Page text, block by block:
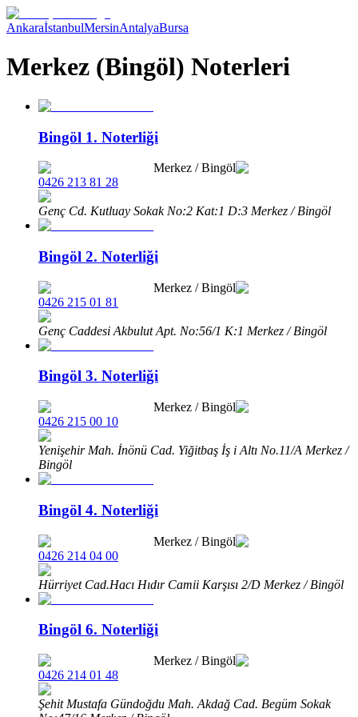
AnkaraİstanbulMersinAntalyaBursa
Merkez (Bingöl) Noterleri
Bingöl 1. Noterliği
Merkez /Bingöl
0426 213 81 28
Genç Cd. Kutluay Sokak No:2 Kat:1 D:3 Merkez / Bingöl
Bingöl 2. Noterliği
Merkez /Bingöl
0426 215 01 81
Genç Caddesi Akbulut Apt. No:56/1 K:1 Merkez / Bingöl
Bingöl 3. Noterliği
Merkez /Bingöl
0426 215 00 10
Yenişehir Mah. İnönü Cad. Yiğitbaş İş i Altı No.11/A Merkez /
Bingöl
Bingöl 4. Noterliği
Merkez /Bingöl
0426 214 04 00
Hürriyet Cad.Hacı Hıdır Camii Karşısı 2/D Merkez / Bingöl
Bingöl 6. Noterliği
Merkez /Bingöl
0426 214 01 48
Şehit Mustafa Gündoğdu Mah. Akdağ Cad. Begüm Sokak